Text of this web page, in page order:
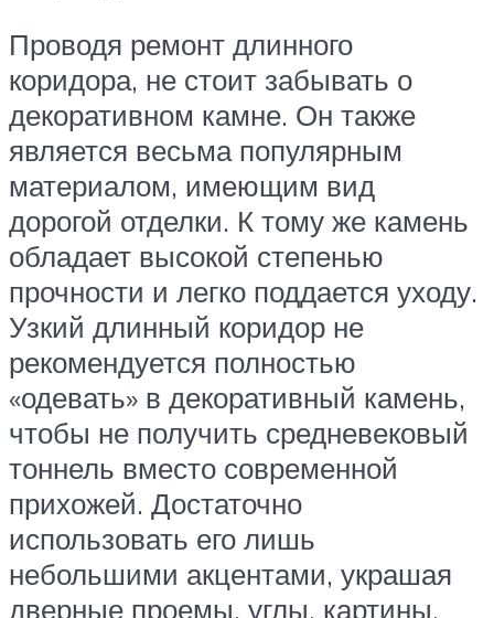
Проводя ремонт длинного
коридора, не стоит забывать о
декоративном камне. Он также
является весьма популярным
материалом, имеющим вид
дорогой отделки. К тому же камень
обладает высокой степенью
прочности и легко поддается уходу.
Узкий длинный коридор не
рекомендуется полностью
«одевать» в декоративный камень,
чтобы не получить средневековый
тоннель вместо современной
прихожей. Достаточно
использовать его лишь
небольшими акцентами, украшая
дверные проемы, углы, картины,